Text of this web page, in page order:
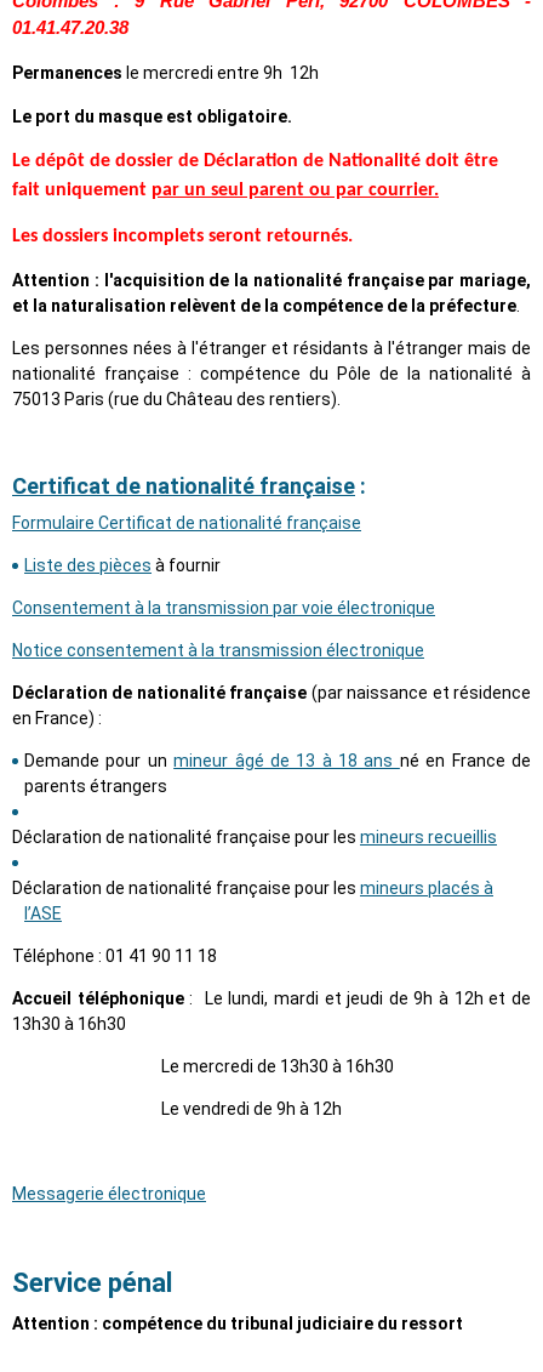
01.41.47.20.38
Permanences le mercredi entre 9h 12h
Le port du masque est obligatoire.
Le dépôt de dossier de Déclaration de Nationalité doit être
fait uniquement par un seul parent ou par courrier.
Les dossiers incomplets seront retournés.
Attention : l'acquisition de la nationalité française par mariage,
et la naturalisation relèvent de la compétence de la préfecture
Les personnes nées à l'étranger et résidants à l'étranger mais de
nationalité française : compétence du Pôle de la nationalité à
75013 Paris (rue du Château des rentiers).
Certificat de nationalité française :
Formulaire Certificat de nationalité française
Liste des pièces à fournir
Consentement à la transmission par voie électronique
Notice consentement à la transmission électronique
Déclaration de nationalité française (par naissance et résidence
en France) :
Demande pour unmineur âgé de 13 à 18 ans né en France de
parents étrangers
Déclaration de nationalité française pour les mineurs recueillis
Déclaration de nationalité française pour les mineurs placés à
l’ASE
Téléphone : 01 41 90 11 18
Accueil téléphonique: Le lundi, mardi et jeudi de 9h à 12h et de
13h30 à 16h30
Le mercredi de 13h30 à 16h30
Le vendredi de 9h à 12h
Messagerie électronique
Service pénal
Attention : compétence du tribunal judiciaire du ressort